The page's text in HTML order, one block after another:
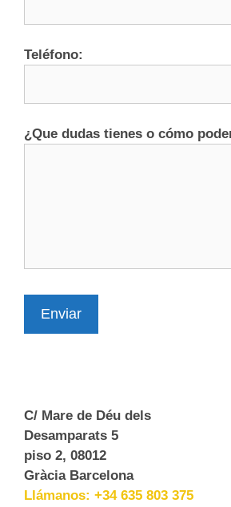
Teléfono:
¿Que dudas tienes o cómo
Enviar
C/ Mare de Déu dels
Desamparats 5
piso 2, 08012
Gràcia Barcelona
Llámanos: +34 635 803 375